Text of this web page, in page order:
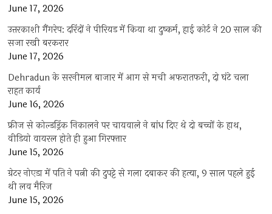
June 17, 2026
उत्तरकाशी गैंगरेप: दरिंदों ने पीरियड में किया था दुष्कर्म, हाई कोर्ट ने 20 साल की
सजा रखी बरकरार
June 17, 2026
Dehradun के सरनीमल बाजार में आग से मची अफरातफरी, दो घंटे चला
राहत कार्य
June 16, 2026
फ्रीज से कोल्डड्रिंक निकालने पर चायवाले ने बांध दिए थे दो बच्चों के हाथ,
वीडियो वायरल होते ही हुआ गिरफ्तार
June 15, 2026
ग्रेटर नोएडा में पति ने पत्नी की दुपट्टे से गला दबाकर की हत्या, 9 साल पहले हुई
थी लव मैरिज
June 15, 2026